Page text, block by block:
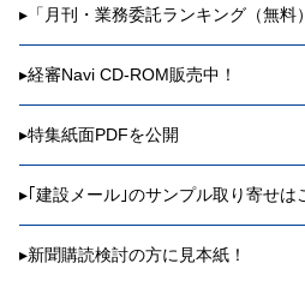
▸ 「月刊・業務委託ランキング（無
▸経審Navi CD-ROM販売中！
▸特集紙面PDFを公開
▸ ｢建設メール｣のサンプル取り寄せは
▸新聞購読検討の方に見本紙！